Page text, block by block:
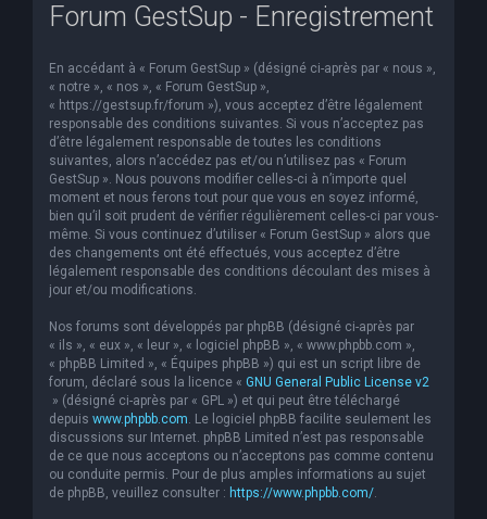
Forum GestSup - Enregistrement
En accédant à « Forum GestSup » (désigné ci-après par « nous »,
« notre », « nos », « Forum GestSup »,
« https://gestsup.fr/forum »), vous acceptez d’être légalement
responsable des conditions suivantes. Si vous n’acceptez pas
d’être légalement responsable de toutes les conditions
suivantes, alors n’accédez pas et/ou n’utilisez pas « Forum
GestSup ». Nous pouvons modifier celles-ci à n’importe quel
moment et nous ferons tout pour que vous en soyez informé,
bien qu’il soit prudent de vérifier régulièrement celles-ci par vous-
même. Si vous continuez d’utiliser « Forum GestSup » alors que
des changements ont été effectués, vous acceptez d’être
légalement responsable des conditions découlant des mises à
jour et/ou modifications.
Nos forums sont développés par phpBB (désigné ci-après par
« ils », « eux », « leur », « logiciel phpBB », « www.phpbb.com »,
« phpBB Limited », « Équipes phpBB ») qui est un script libre de
forum, déclaré sous la licence « GNU General Public License v2
» (désigné ci-après par « GPL ») et qui peut être téléchargé
depuis www.phpbb.com. Le logiciel phpBB facilite seulement les
discussions sur Internet. phpBB Limited n’est pas responsable
de ce que nous acceptons ou n’acceptons pas comme contenu
ou conduite permis. Pour de plus amples informations au sujet
de phpBB, veuillez consulter : https://www.phpbb.com/.